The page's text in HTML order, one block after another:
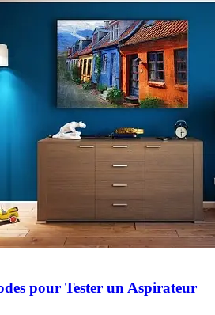
pour Tester un Aspirateur